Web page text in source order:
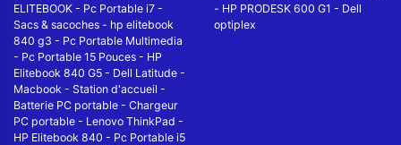
ELITEBOOK - Pc Portable i7 -
Sacs & sacoches - hp elitebook
840 g3 - Pc Portable Multimedia
- Pc Portable 15 Pouces - HP
Elitebook 840 G5 - Dell Latitude -
Macbook - Station d'accueil -
Batterie PC portable - Chargeur
PC portable - Lenovo ThinkPad -
HP Elitebook 840 - Pc Portable i5
- HP PRODESK 600 G1 - Dell
optiplex